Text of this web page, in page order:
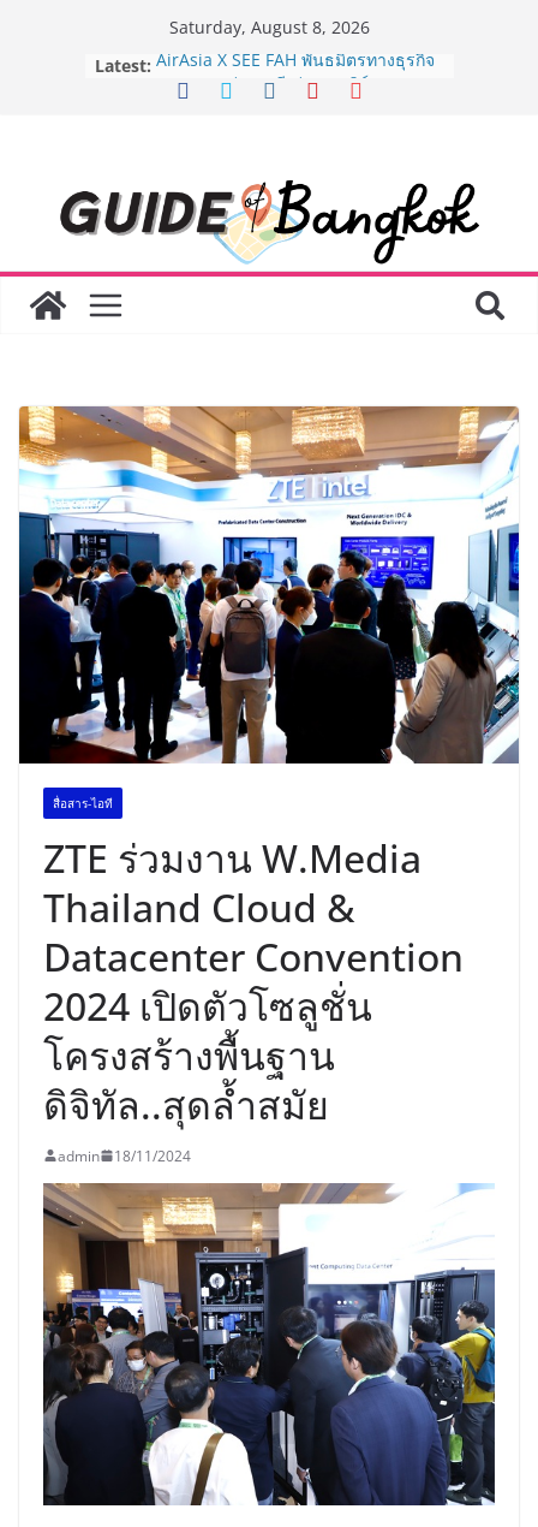
Saturday, August 8, 2026
Latest: AirAsia X SEE FAH พันธมิตรทางธุรกิจ
ยาวนานกว่า 20 ปี ต่อยอดเสิร์ฟความ
“BIO TRADE CONNECT 2026” ยก
ระดับผลิตภัณฑ์ท้องถิ่นสู่ตลาดเชิง
พาณิชย์อย่างยั่งยืน
LORDNINE จัดศึกคนดังสายเกม ไทย
ปะทะ ฟิลิปปินส์ ใน “Rise of the Tenth
ได้เตรียมนักเรียนเพียงเพื่อก้าวเข้าสู่
มหาวิทยาลัยเท่านั้น แต่ยังเตรียมพวก
เขาให้พร้อมเป็นผู้กำหนดอนาคต”
8.8 “ซูเลียน” รวมพลังนักธุรกิจทั่ว
ประเทศ จัดประชุมใหญ่แห่งปี พบ CEO
“ดร.ปิยะวัฒน์” ถ่ายทอดวิสัยทัศน์ธุรกิจ
พร้อมฟรีคอนเสิร์ต “โชค รถแห่” ยกวง
สื่อสาร-ไอที
ZTE ร่วมงาน W.Media
Thailand Cloud &
Datacenter Convention
2024 เปิดตัวโซลูชั่น
โครงสร้างพื้นฐาน
ดิจิทัล..สุดล้ำสมัย
admin 18/11/2024